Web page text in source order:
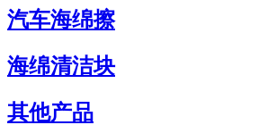
汽车海绵擦
海绵清洁块
其他产品